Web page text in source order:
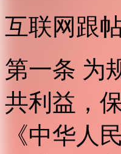
互联网跟
第一条 为
共利益，
《中华人